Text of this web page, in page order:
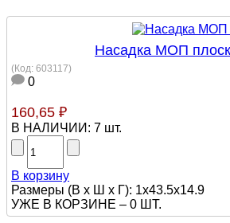
Насадка МОП
(Код: 603117)
0
160,65 ₽
В НАЛИЧИИ: 7 шт.
В корзину
Размеры (В х Ш х Г): 1x43.5x14.9
УЖЕ В КОРЗИНЕ – 0 ШТ.